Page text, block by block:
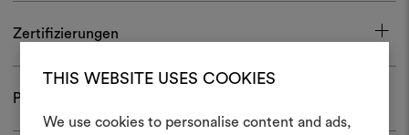
THIS WEBSITE USES COOKIES
We use cookies to personalise content and ads,
Zertifizierungen
Pflege und Gebrauch